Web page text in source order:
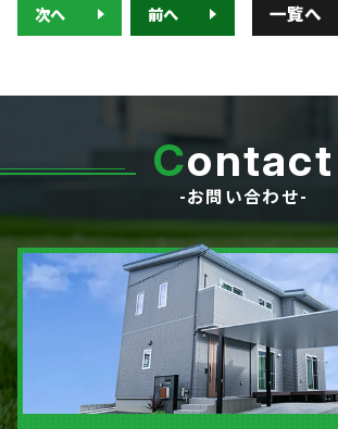
次へ 前へ 一覧へ
Contact
-お問い合わせ-